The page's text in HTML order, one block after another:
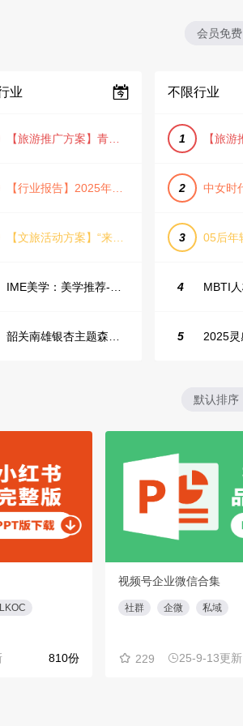
业
【旅游推广方案】青岛城市活力与山海魅力旅游推广方案（PPT格式）
【行业报告】2025年Q1证券行业薪酬趋势分析
【文旅活动方案】“来和月亮撞个满怀”文旅景区中秋露营音乐会团建拓展方案
IME美学：美学推荐-飞猪旅行春节营销通案
韶关南雄银杏主题森林公园总体设计概念规划方案
不限行业
1
2
3
4
5
810份
视频号企业微信合集
社群 企微 私域
229 25-9-13更新